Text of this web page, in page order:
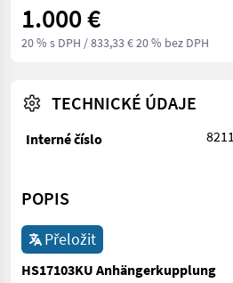
1.000 €
20 % s DPH / 833,33 € 20 % bez DPH
TECHNICKÉ ÚDAJE
Interné číslo
POPIS
Přeložit
HS17103KU Anhängerkupplung